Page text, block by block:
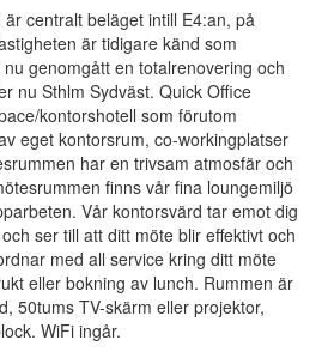
centralt beläget intill E4:an, på
är tidigare känd som
nu genomgått en totalrenovering och
nu Sthlm Sydväst. Quick Office
kontorshotell som förutom
eget kontorsrum, co-workingplatser
har en trivsam atmosfär och
finns vår fina loungemiljö
Vår kontorsvärd tar emot dig
ser till att ditt möte blir effektivt och
med all service kring ditt möte
eller bokning av lunch. Rummen är
50tums TV-skärm eller projektor,
WiFi ingår.